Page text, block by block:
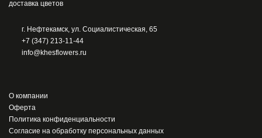
г. Нефтекамск, ул. Социалистическая, 65
+7 (347) 213-11-44
info@khesflowers.ru
О компании
Оферта
Политика конфиденциальности
Согласие на обработку персональных данных